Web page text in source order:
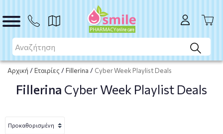
Αρχική /Εταιρίες /Fillerina / Cyber Week Playlist Deals
Fillerina Cyber Week Playlist Deals